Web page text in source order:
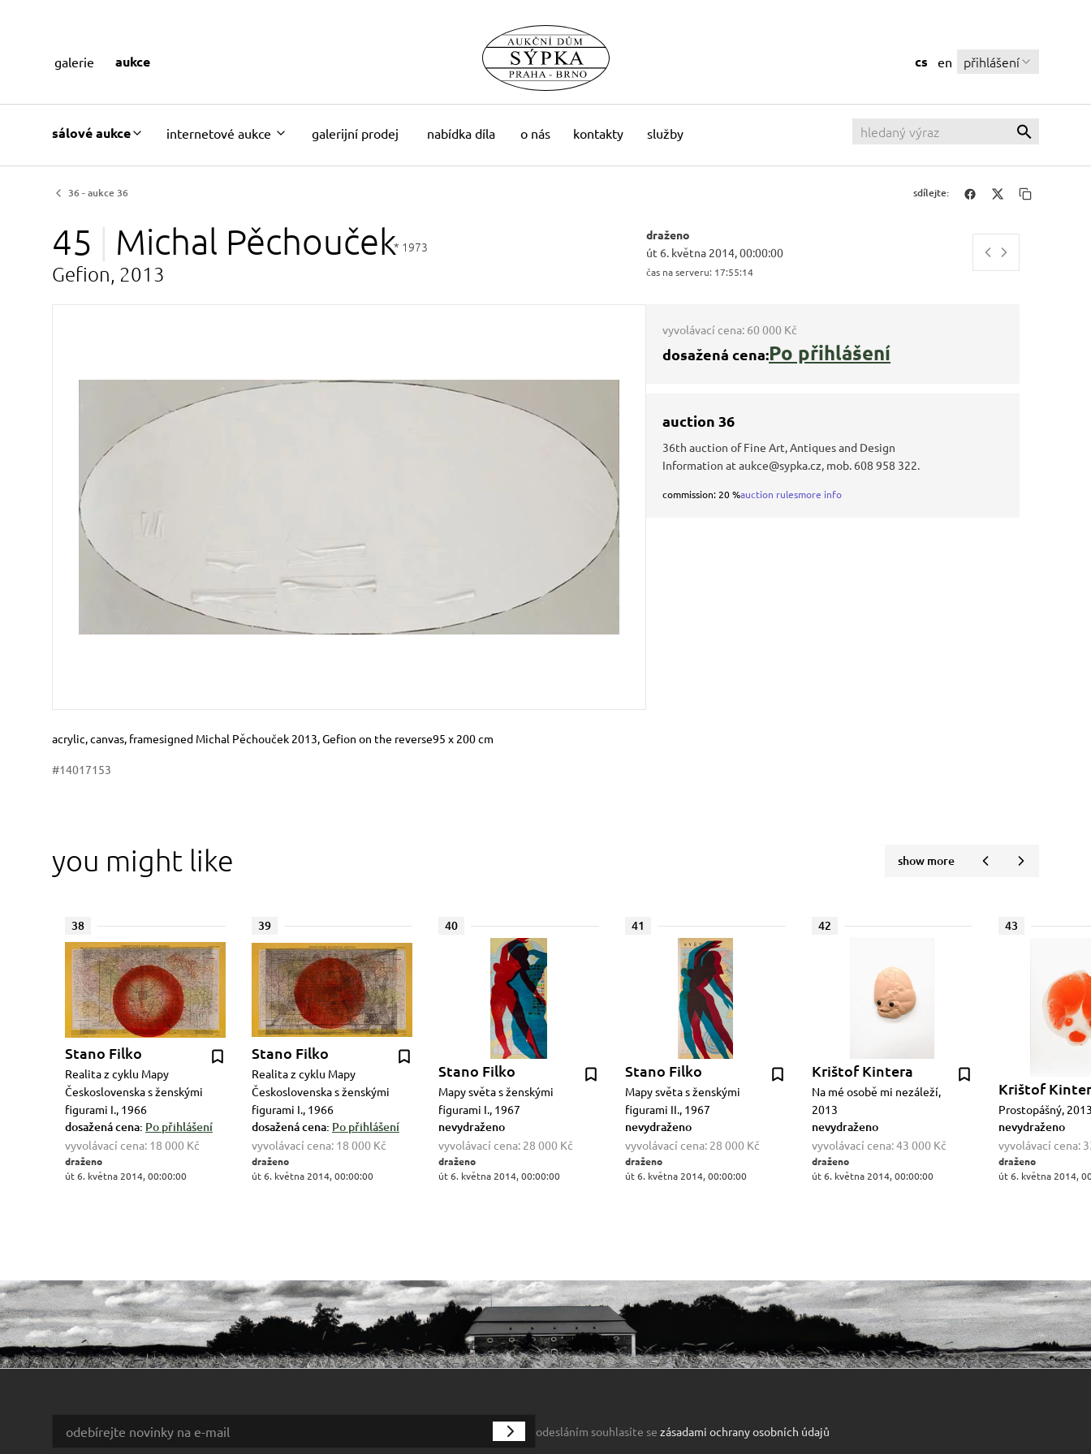
sálové aukce internetové aukce galerijní prodej nabídka díla o nás kontakty služby
cs en přihlášení
galerie aukce
36 - aukce 36 sdílejte:
45 Michal Pěchouček* 1973
Gefion, 2013
draženo
út 6. května 2014, 00:00:00
čas na serveru: 17:55:15
Dimensions
Short item description
acrylic, canvas, framesigned Michal Pěchouček 2013, Gefion on the reverse95 x 200 cm
#14017153
vyvolávací cena: 60 000 Kč
dosažená cena:Po přihlášení
auction 36
36th auction of Fine Art, Antiques and Design
Information at aukce@sypka.cz, mob. 608 958 322.
commission: 20 %auction rulesmore info
you might like show more
38
Stano Filko
Realita z cyklu Mapy
Československa s ženskými
figurami I., 1966
dosažená cena: Po přihlášení
vyvolávací cena: 18 000 Kč
draženo
út 6. května 2014, 00:00:00
39
Stano Filko
Realita z cyklu Mapy
Československa s ženskými
figurami I., 1966
dosažená cena: Po přihlášení
vyvolávací cena: 18 000 Kč
draženo
út 6. května 2014, 00:00:00
40
Stano Filko
Mapy světa s ženskými
figurami I., 1967
nevydraženo
vyvolávací cena: 28 000 Kč
draženo
út 6. května 2014, 00:00:00
41
Stano Filko
Mapy světa s ženskými
figurami II., 1967
nevydraženo
vyvolávací cena: 28 000 Kč
draženo
út 6. května 2014, 00:00:00
42
Krištof Kintera
Na mé osobě mi nezáleží,
2013
nevydraženo
vyvolávací cena:43 000 Kč
draženo
út 6. května 2014, 00:00:00
43
Krištof
Prostopášný,
nevydraženo
vyvolávací cena:
draženo
út 6. května 2014,
odesláním souhlasíte se zásadami ochrany osobních údajů